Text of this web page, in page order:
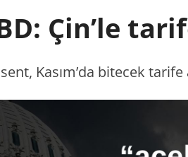
Çin’le
Kasım’da bitecek